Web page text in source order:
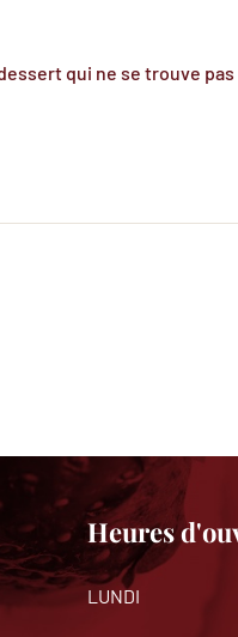
qui ne se trouve
Heures
LUNDI